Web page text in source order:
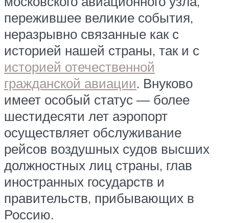
пережившее великие события,
неразрывно связанные как с
историей нашей страны, так и с
историей отечественной
гражданской авиации. Внуково
имеет особый статус — более
шестидесяти лет аэропорт
осуществляет обслуживание
рейсов воздушных судов высших
должностных лиц страны, глав
иностранных государств и
правительств, прибывающих в
Россию.